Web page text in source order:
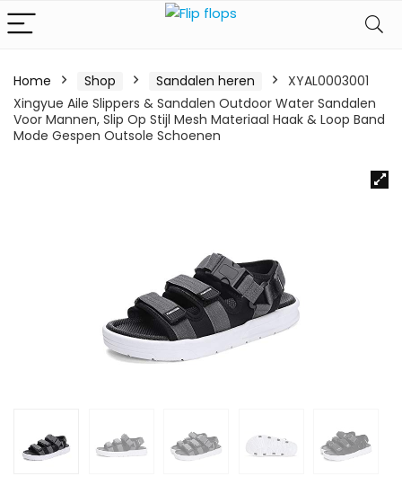
Home Shop Sandalen heren
XYAL0003001
Xingyue Aile Slippers & Sandalen Outdoor Water Sandalen
Voor Mannen, Slip Op Stijl Mesh Materiaal Haak & Loop Band
Mode Gespen Outsole Schoenen